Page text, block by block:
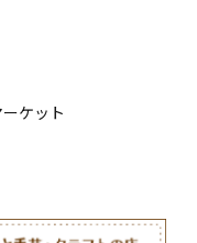
ケット